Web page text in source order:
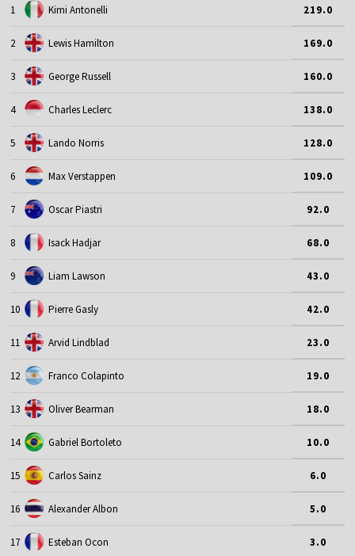
1 Kimi Antonelli 219.0
2 Lewis Hamilton 169.0
3 George Russell 160.0
4 Charles Leclerc 138.0
5 Lando Norris 128.0
6 Max Verstappen 109.0
7 Oscar Piastri 92.0
8 Isack Hadjar 68.0
9 Liam Lawson 43.0
10 Pierre Gasly 42.0
11 Arvid Lindblad 23.0
12 Franco Colapinto 19.0
13 Oliver Bearman 18.0
14 Gabriel Bortoleto 10.0
15 Carlos Sainz 6.0
16 Alexander Albon 5.0
17 Esteban Ocon 3.0